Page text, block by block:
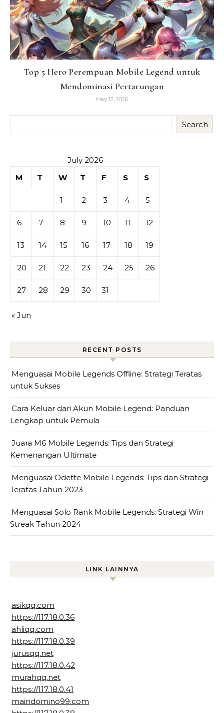
Top 5 Hero Perempuan Mobile Legend untuk
Mendominasi Pertarungan
May 12, 2026
Search
July 2026
M
T W T F S S
1 2 3 4 5
6 7 8 9 10 11 12
13 14 15 16 17 18 19
20 21 22 23 24 25 26
27 28 29 30 31
« Jun
RECENT POSTS
Menguasai Mobile Legends Offline: Strategi Teratas
untuk Sukses
Cara Keluar dari Akun Mobile Legend: Panduan
Lengkap untuk Pemula
Juara M6 Mobile Legends: Tips dan Strategi
Kemenangan Ultimate
Menguasai Odette Mobile Legends: Tips dan Strategi
Teratas Tahun 2023
Menguasai Solo Rank Mobile Legends: Strategi Win
Streak Tahun 2024
LINK LAINNYA
asikqq.com
https://117.18.0.36
ahliqq.com
https://117.18.0.39
jurusqq.net
https://117.18.0.42
murahqq.net
https://117.18.0.41
maindomino99.com